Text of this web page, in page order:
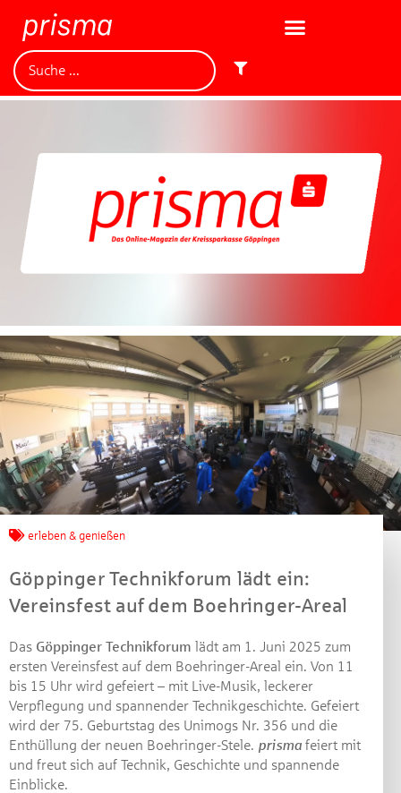
erleben & genießen
Göppinger Technikforum lädt ein:
Vereinsfest auf dem Boehringer-Areal
Das Göppinger Technikforum lädt am 1. Juni 2025 zum
ersten Vereinsfest auf dem Boehringer-Areal ein. Von 11
bis 15 Uhr wird gefeiert – mit Live-Musik, leckerer
Verpflegung und spannender Technikgeschichte. Gefeiert
wird der 75. Geburtstag des Unimogs Nr. 356 und die
Enthüllung der neuen Boehringer-Stele. prisma feiert mit
und freut sich auf Technik, Geschichte und spannende
Einblicke.
Jetzt mitmachen und
Machen Sie mit bei unserem Gewinnspiel! Bis 31.
Dezember 2021 verlosen wir 10 Gutscheine des
von je 30 Euro.
Beantworten Sie einfach folgende Frage:
Welches Jubiläum feiert die Kreissparkasse
Göppingen in diesem Jahr?
Gewinnspiel geschlossen